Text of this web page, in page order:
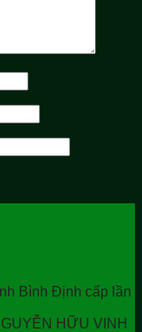
Bình Định cấp lần
HỮU VINH